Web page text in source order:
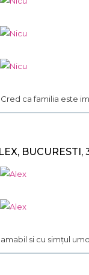
Cred ca familia este
BUCURESTI,
amabil si cu simțul